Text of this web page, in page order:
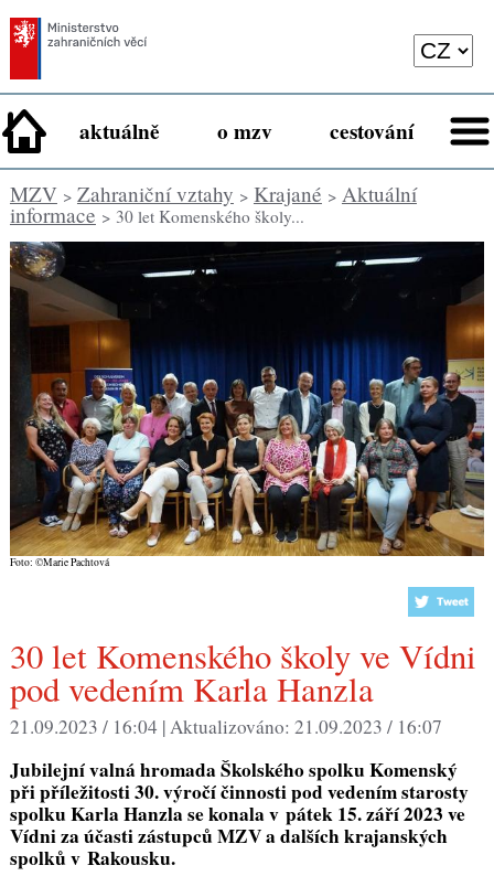
aktuálně o mzv cestování
MZV> Zahraniční vztahy > Krajané > Aktuální
informace > 30 let Komenského školy...
Foto: ©Marie Pachtová
30 let Komenského školy ve Vídni
pod vedením Karla Hanzla
21.09.2023 / 16:04 |Aktualizováno: 21.09.2023 / 16:07
Jubilejní valná hromada Školského spolku Komenský
při příležitosti 30. výročí činnosti pod vedením starosty
spolku Karla Hanzla se konala v pátek 15. září 2023 ve
Vídni za účasti zástupců MZV a dalších krajanských
spolků v Rakousku.